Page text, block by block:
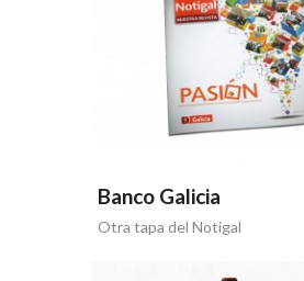
Banco Galicia
Otra tapa del Notigal